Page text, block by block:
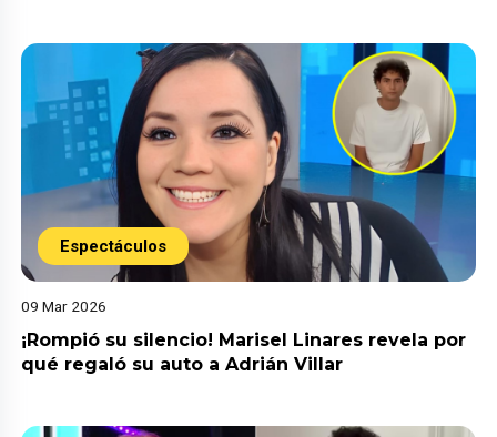
Espectáculos
09 Mar 2026
¡Rompió su silencio! Marisel Linares revela por
qué regaló su auto a Adrián Villar